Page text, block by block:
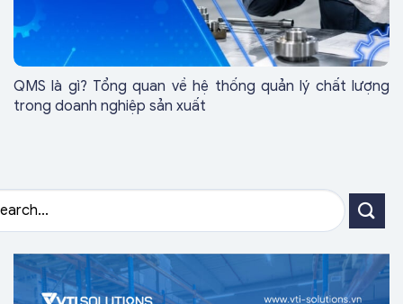
QMS là gì? Tổng quan về hệ thống quản lý chất lượng
trong doanh nghiệp sản xuất